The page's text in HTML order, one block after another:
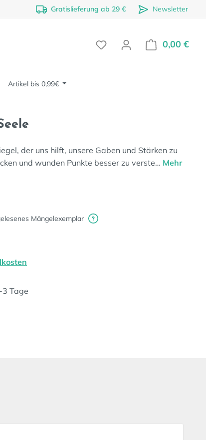
Gratislieferung ab 29 € Newsletter
0,00 €
Artikel bis 0,99€
der uns hilft, unsere Gaben und Stärken zu
und wunden Punkte besser zu verste… Mehr
Mängelexemplar
Tage